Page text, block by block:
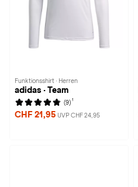
Funktionsshirt · Herren
adidas · Team
(9) 1
CHF 21,95 UVP CHF 24,95